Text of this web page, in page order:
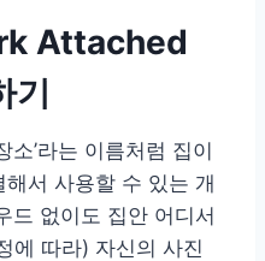
Attached
기
소’라는 이름처럼 집이
서 사용할 수 있는 개
드 없이도 집안 어디서
에 따라) 자신의 사진